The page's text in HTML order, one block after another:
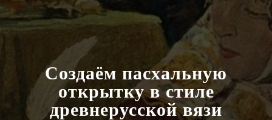
Создаём пасхальную
открытку в стиле
древнерусской вязи